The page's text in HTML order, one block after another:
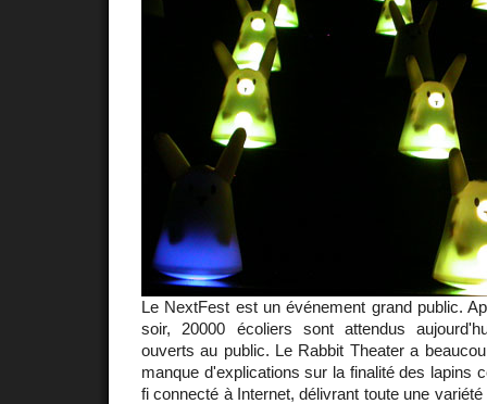
Le NextFest est un événement grand public.
soir, 20000 écoliers sont attendus
ouverts au public. Le Rabbit Theater a
manque d'explications sur la finalité des lapins
fi connecté à Internet, délivrant toute une